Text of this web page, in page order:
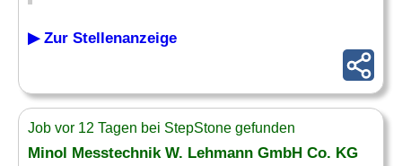
▶ Zur Stellenanzeige
Job vor 12 Tagen bei StepStone gefunden
Minol Messtechnik W. Lehmann GmbH Co. KG